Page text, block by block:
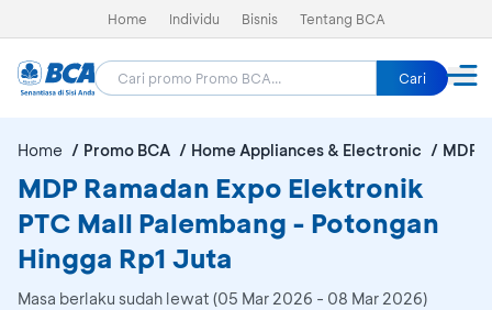
Home Individu Bisnis Tentang BCA
Cari
Home Promo BCA Home Appliances & Electronic MDP
MDP Ramadan Expo Elektronik
PTC Mall Palembang - Potongan
Hingga Rp1 Juta
Masa berlaku sudah lewat (05 Mar 2026 - 08 Mar 2026)